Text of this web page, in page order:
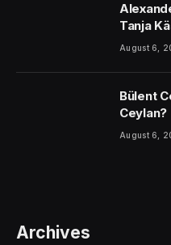
Tanja
August 6,
Bülent
Ceylan?
August 6,
Archives